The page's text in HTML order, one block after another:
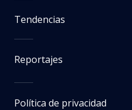
Tendencias
Reportajes
Política de privacidad